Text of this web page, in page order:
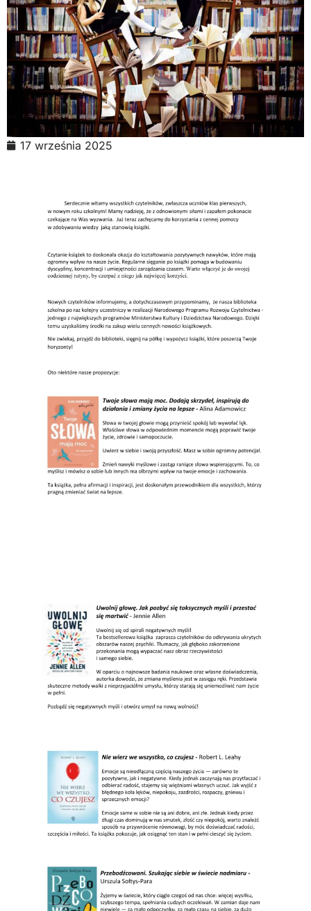
17 września 2025